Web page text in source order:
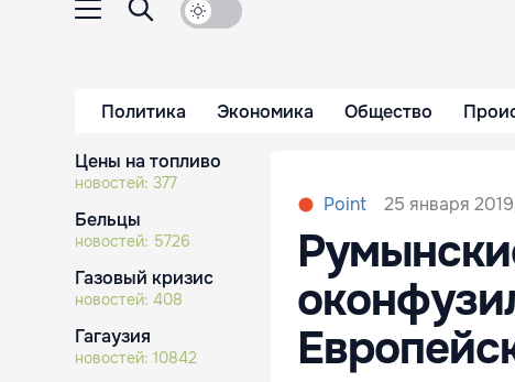
Политика Экономика Общество
Цены на топливо
новостей: 377
Бельцы
новостей: 5726
Газовый кризис
новостей: 408
Гагаузия
новостей: 10842
Point 25 января